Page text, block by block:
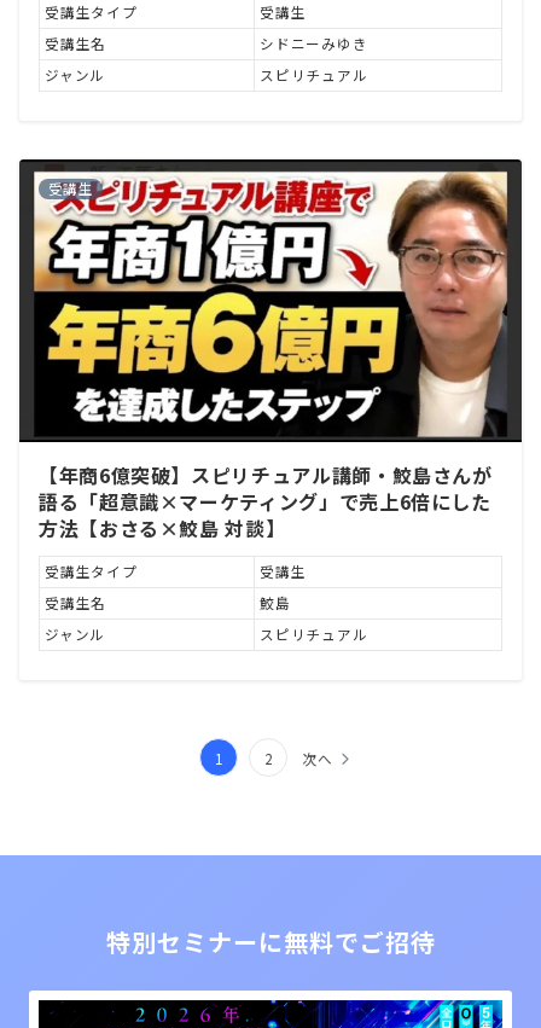
受講生タイプ
受講生
受講生名
シドニーみゆき
ジャンル
スピリチュアル
受講生
【年商6億突破】スピリチュアル講師・鮫島さんが
語る「超意識×マーケティング」で売上6倍にした
方法【おさる×鮫島 対談】
受講生タイプ
受講生
受講生名
鮫島
ジャンル
スピリチュアル
送
1 2 次へ
特別セミナーに無料でご招待